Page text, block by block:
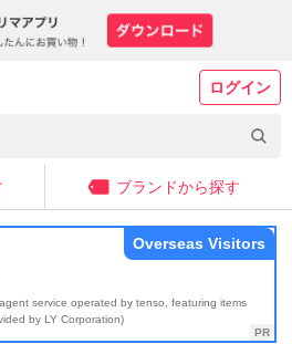
ログイン
ブランドから探す
service operated by tenso, featuring items
by LY Corporation)
Overseas Visitors